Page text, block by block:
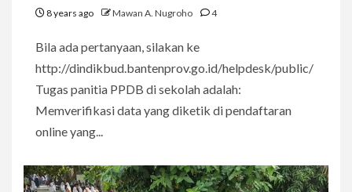
8 years ago Mawan A. Nugroho 4
Bila ada pertanyaan, silakan ke
http://dindikbud.bantenprov.go.id/helpdesk/public/
Tugas panitia PPDB di sekolah adalah:
Memverifikasi data yang diketik di pendaftaran
online yang...